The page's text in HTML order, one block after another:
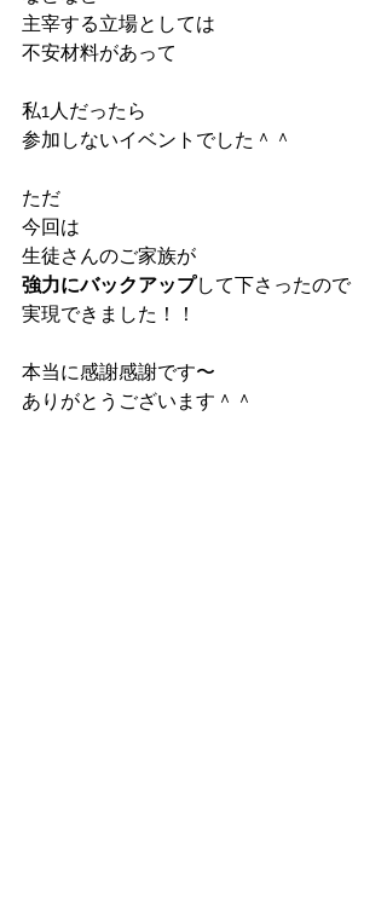
主宰する立場としては
不安材料があって
私1人だったら
参加しないイベントでした＾＾
ただ
今回は
生徒さんのご家族が
強力にバックアップして下さったので
実現できました！！
本当に感謝感謝です〜
ありがとうございます＾＾